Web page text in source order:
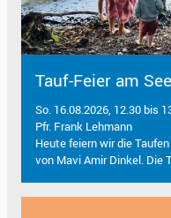
Tauf-Feier am See
So. 16.08.2026, 12.30 bis
Pfr. Frank Lehmann
Heute feiern wir die
von Mavi Amir Dinkel. Die